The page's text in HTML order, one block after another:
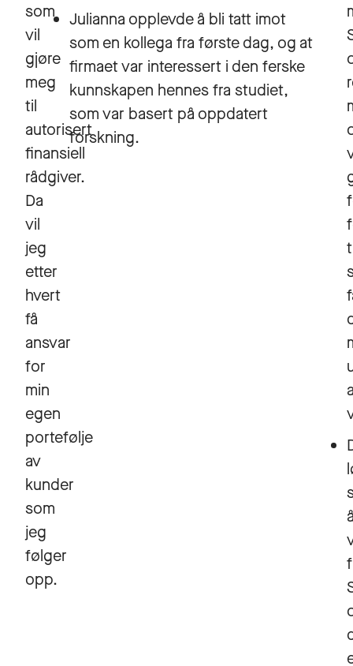
som
vil
gjøre
meg
til
autorisert
finansiell
rådgiver.
Da
vil
jeg
etter
hvert
få
ansvar
for
min
egen
portefølje
av
kunder
som
jeg
følger
opp.
Julianna opplevde å bli tatt imot
som en kollega fra første dag, og at
firmaet var interessert i den ferske
kunnskapen hennes fra studiet,
som var basert på oppdatert
forskning.